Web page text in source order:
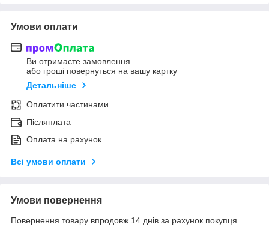
Умови оплати
Ви отримаєте замовлення
або гроші повернуться на вашу картку
Детальніше
Оплатити частинами
Післяплата
Оплата на рахунок
Всі умови оплати
Умови повернення
Повернення товару впродовж 14 днів за рахунок покупця